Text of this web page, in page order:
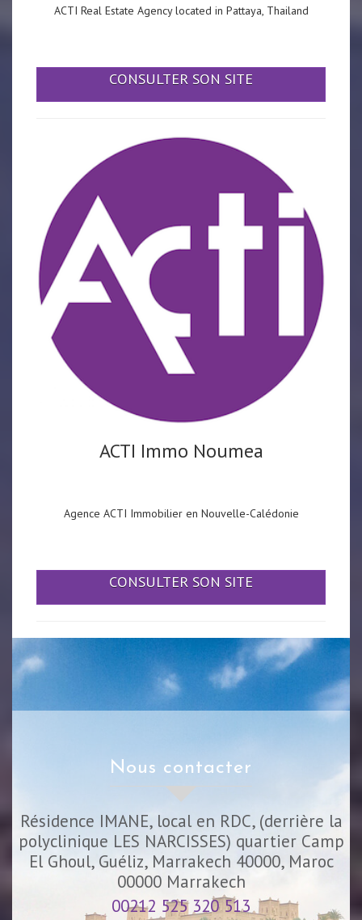
ACTI Real Estate Agency located in Pattaya, Thailand
CONSULTER SON SITE
ACTI Immo Noumea
Agence ACTI Immobilier en Nouvelle-Calédonie
CONSULTER SON SITE
nous contacter
Résidence IMANE, local en RDC, (derrière la
polyclinique LES NARCISSES) quartier Camp
El Ghoul, Guéliz, Marrakech 40000, Maroc
00000 Marrakech
00212 525 320 513